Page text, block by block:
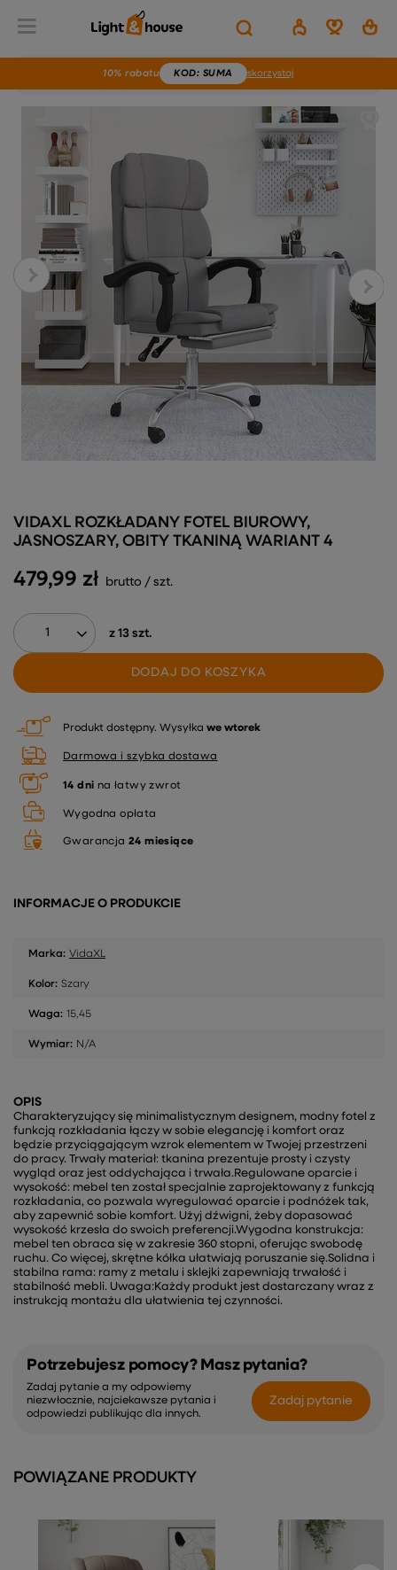
10% rabatu KOD: SUMA skorzystaj
479,99 zł brutto / szt.
z 13 szt.
DODAJ DO KOSZYKA
VIDAXL ROZKŁADANY FOTEL BIUROWY,
JASNOSZARY, OBITY TKANINĄ WARIANT 4
Produkt dostępny Wysyłka we wtorek
Darmowa i szybka dostawa
14 dni na łatwy zwrot
Wygodna opłata
Gwarancja 24 miesiące
INFORMACJE O PRODUKCIE
Marka: VidaXL
Kolor: Szary
Waga: 15,45
Wymiar: N/A
OPIS
Charakteryzujący się minimalistycznym designem, modny fotel z
funkcją rozkładania łączy w sobie elegancję i komfort oraz
będzie przyciągającym wzrok elementem w Twojej przestrzeni
do pracy. Trwały materiał: tkanina prezentuje prosty i czysty
wygląd oraz jest oddychająca i trwała.Regulowane oparcie i
wysokość: mebel ten został specjalnie zaprojektowany z funkcją
rozkładania, co pozwala wyregulować oparcie i podnóżek tak,
aby zapewnić sobie komfort. Użyj dźwigni, żeby dopasować
wysokość krzesła do swoich preferencji.Wygodna konstrukcja:
mebel ten obraca się w zakresie 360 stopni, oferując swobodę
ruchu. Co więcej, skrętne kółka ułatwiają poruszanie się.Solidna i
stabilna rama: ramy z metalu i sklejki zapewniają trwałość i
stabilność mebli. Uwaga:Każdy produkt jest dostarczany wraz z
instrukcją montażu dla ułatwienia tej czynności.
Potrzebujesz pomocy? Masz pytania?
Zadaj pytanie a my odpowiemy
niezwłocznie, najciekawsze pytania i
odpowiedzi publikując dla innych.
Zadaj pytanie
POWIĄZANE PRODUKTY